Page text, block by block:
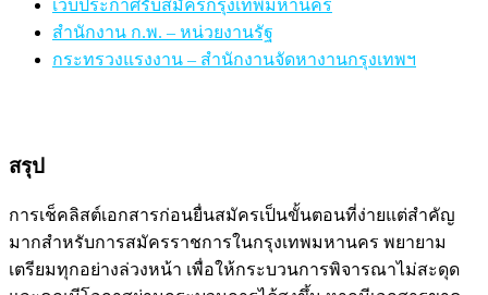
เว็บประกาศรับสมัครกรุงเทพมหานคร
สำนักงาน ก.พ. – หน่วยงานรัฐ
กระทรวงแรงงาน – สำนักงานจัดหางานกรุงเทพฯ
สรุป
การเช็คลิสต์เอกสารก่อนยื่นสมัครเป็นขั้นตอนที่ง่ายแต่สำคัญ
มากสำหรับการสมัครราชการในกรุงเทพมหานคร พยายาม
เตรียมทุกอย่างล่วงหน้า เพื่อให้กระบวนการพิจารณาไม่สะดุด